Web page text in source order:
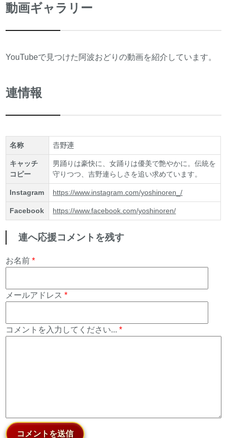
動画ギャラリー
YouTubeで見つけた阿波おどりの動画を紹介しています。
連情報
名称 𠮷野連
キャッチ
コピー
男踊りは豪快に、女踊りは優美で艶やかに。伝統を
守りつつ、吉野連らしさを追い求めています。
Instagram https://www.instagram.com/yoshinoren_/
Facebook https://www.facebook.com/yoshinoren/
連へ応援コメントを残す
お名前*
メールアドレス*
コメントを入力してください...*
コメントを送信